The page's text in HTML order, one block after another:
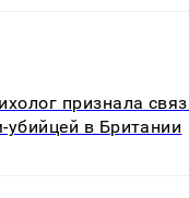
признала
в Британии